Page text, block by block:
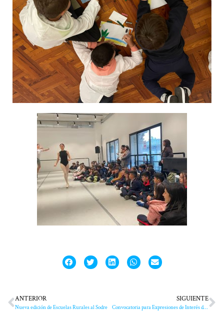
ANTERIOR
Nueva edición de Escuelas Rurales al Sodre
SIGUIENTE
Convocatoria para Expresiones de Interés del Programa Internacional de Geociencias (IGCP) para América Latina y el Caribe